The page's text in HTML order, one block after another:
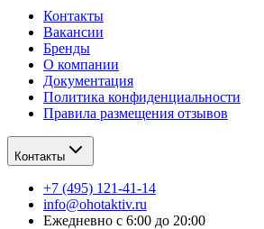
Контакты
Вакансии
Бренды
О компании
Документация
Политика конфиденциальности
Правила размещения отзывов
Контакты
+7 (495) 121-41-14
info@ohotaktiv.ru
Ежедневно с 6:00 до 20:00